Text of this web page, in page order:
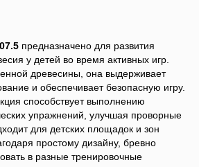
предназначено для развития
у детей во время активных игр.
древесины, она выдерживает
и обеспечивает безопасную игру.
способствует выполнению
упражнений, улучшая проворные
для детских площадок и зон
простому дизайну, бревно
в разные тренировочные